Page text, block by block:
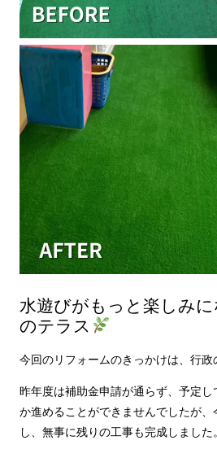
水遊びがもっと楽しみ
のテラス
今回のリフォームのきっかけは、行政
昨年度は補助金申請が通らず、予定し
か進めることができませんでしたが、
し、無事に残りの工事も完成しました